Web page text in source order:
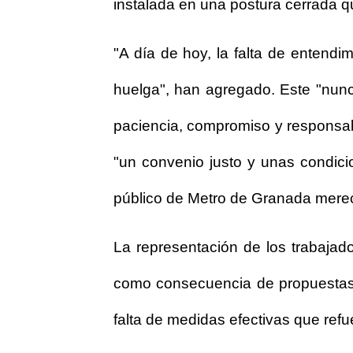
instalada en una postura cerrada
"A día de hoy, la falta de
huelga", han agregado. Este
paciencia, compromiso y
"un convenio justo y unas
público de Metro de Granada
La representación de los
como consecuencia de
falta de medidas efectivas que